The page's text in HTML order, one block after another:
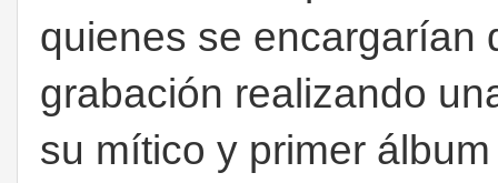
quienes se encargarían
grabación realizando
su mítico y primer